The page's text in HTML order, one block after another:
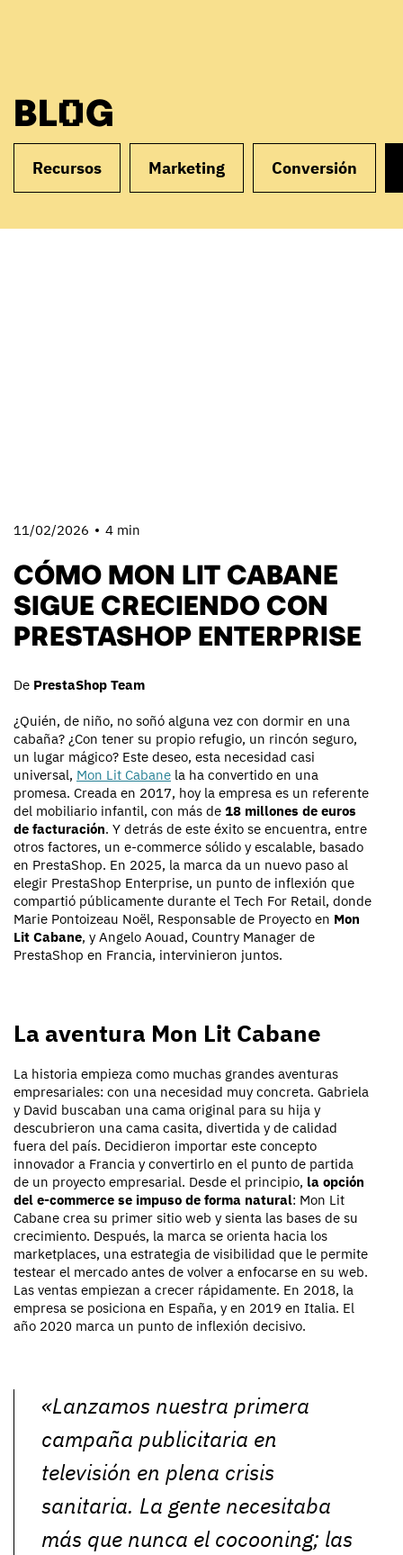
BLOG
Recursos Marketing Conversión
11/02/2026 4 min
CÓMO MON LIT CABANE
SIGUE CRECIENDO CON
PRESTASHOP ENTERPRISE
De PrestaShop Team
¿Quién, de niño, no soñó alguna vez con dormir en una
cabaña? ¿Con tener su propio refugio, un rincón seguro,
un lugar mágico? Este deseo, esta necesidad casi
universal, Mon Lit Cabane la ha convertido en una
promesa. Creada en 2017, hoy la empresa es un referente
del mobiliario infantil, con más de 18 millones de euros
de facturación. Y detrás de este éxito se encuentra, entre
otros factores, un e-commerce sólido y escalable, basado
en PrestaShop. En 2025, la marca da un nuevo paso al
elegir PrestaShop Enterprise, un punto de inflexión que
compartió públicamente durante el Tech For Retail, donde
Marie Pontoizeau Noël, Responsable de Proyecto en Mon
Lit Cabane, y Angelo Aouad, Country Manager de
PrestaShop en Francia, intervinieron juntos.
La aventura Mon Lit Cabane
La historia empieza como muchas grandes aventuras
empresariales: con una necesidad muy concreta. Gabriela
y David buscaban una cama original para su hija y
descubrieron una cama casita, divertida y de calidad
fuera del país. Decidieron importar este concepto
innovador a Francia y convertirlo en el punto de partida
de un proyecto empresarial. Desde el principio, la opción
del e-commerce se impuso de forma natural: Mon Lit
Cabane crea su primer sitio web y sienta las bases de su
crecimiento. Después, la marca se orienta hacia los
marketplaces, una estrategia de visibilidad que le permite
testear el mercado antes de volver a enfocarse en su web.
Las ventas empiezan a crecer rápidamente. En 2018, la
empresa se posiciona en España, y en 2019 en Italia. El
año 2020 marca un punto de inflexión decisivo.
«Lanzamos nuestra primera
campaña publicitaria en
televisión en plena crisis
sanitaria. La gente necesitaba
más que nunca el cocooning; las